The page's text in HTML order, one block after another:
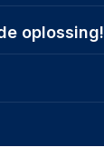
oplossing!